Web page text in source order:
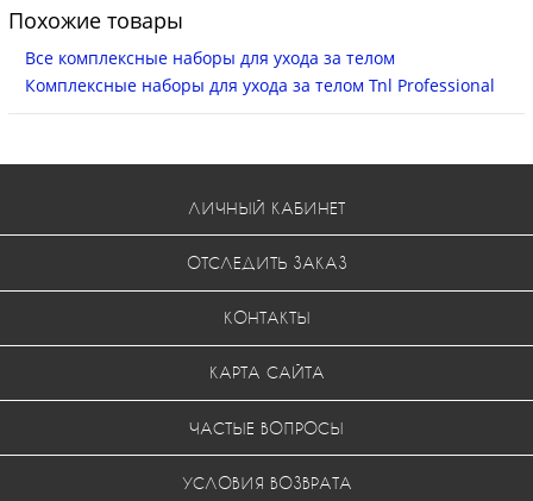
Похожие товары
Все комплексные наборы для ухода за телом
Комплексные наборы для ухода за телом Tnl Professional
ЛИЧНЫЙ КАБИНЕТ
ОТСЛЕДИТЬ ЗАКАЗ
КОНТАКТЫ
КАРТА САЙТА
ЧАСТЫЕ ВОПРОСЫ
УСЛОВИЯ ВОЗВРАТА